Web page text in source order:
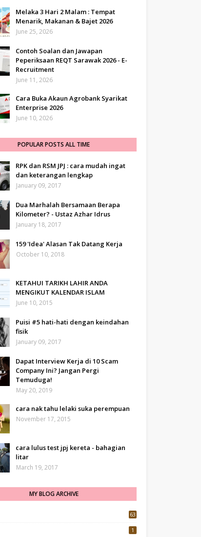
Melaka 3 Hari 2 Malam : Tempat
Menarik, Makanan & Bajet 2026
June 25, 2026
Contoh Soalan dan Jawapan
Peperiksaan REQT Sarawak 2026 - E-
Recruitment
June 11, 2026
Cara Buka Akaun Agrobank Syarikat
Enterprise 2026
June 10, 2026
POPULAR POSTS ALL TIME
RPK dan RSM JPJ : cara mudah ingat
dan keterangan lengkap
January 09, 2017
Dua Marhalah Bersamaan Berapa
Kilometer? - Ustaz Azhar Idrus
January 18, 2017
159 'Idea' Alasan Tak Datang Kerja
October 10, 2018
KETAHUI TARIKH LAHIR ANDA
MENGIKUT KALENDAR ISLAM
June 10, 2015
Puisi #5 hati-hati dengan keindahan
fisik
January 09, 2017
Dapat Interview Kerja di 10 Scam
Company Ini? Jangan Pergi
Temuduga!
May 20, 2019
cara nak tahu lelaki suka perempuan
November 17, 2015
cara lulus test jpj kereta - bahagian
litar
March 19, 2017
MY BLOG ARCHIVE
63
1